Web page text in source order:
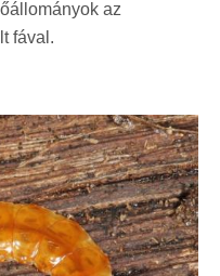
az
fával.